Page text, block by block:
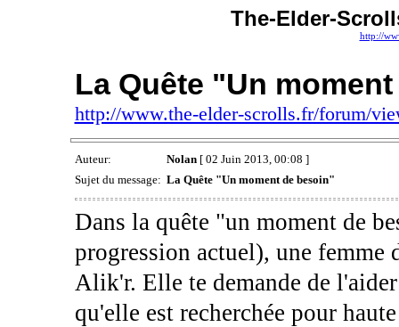
The-Elder-
http://
La Quête "Un
http://www.the-elder-scrolls.fr/forum/
Auteur: Nolan[ 02 Juin 2013, 00:08 ]
Sujet du message: La Quête "Un moment de besoin"
Dans la quête "un moment de
progression actuel), une femme
Alik'r. Elle te demande de
qu'elle est recherchée pour